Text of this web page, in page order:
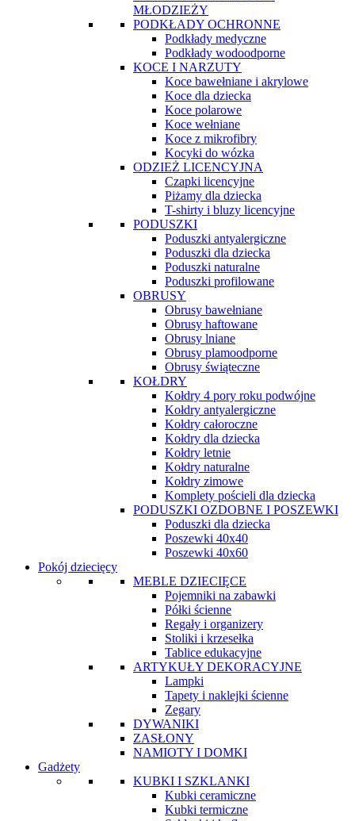
MŁODZIEŻY
PODKŁADY OCHRONNE
Podkłady medyczne
Podkłady wodoodporne
KOCE I NARZUTY
Koce bawełniane i akrylowe
Koce dla dziecka
Koce polarowe
Koce wełniane
Koce z mikrofibry
Kocyki do wózka
ODZIEŻ LICENCYJNA
Czapki licencyjne
Piżamy dla dziecka
T-shirty i bluzy licencyjne
PODUSZKI
Poduszki antyalergiczne
Poduszki dla dziecka
Poduszki naturalne
Poduszki profilowane
OBRUSY
Obrusy bawełniane
Obrusy haftowane
Obrusy lniane
Obrusy plamoodporne
Obrusy świąteczne
KOŁDRY
Kołdry 4 pory roku podwójne
Kołdry antyalergiczne
Kołdry całoroczne
Kołdry dla dziecka
Kołdry letnie
Kołdry naturalne
Kołdry zimowe
Komplety pościeli dla dziecka
PODUSZKI OZDOBNE I POSZEWKI
Poduszki dla dziecka
Poszewki 40x40
Poszewki 40x60
Pokój dziecięcy
MEBLE DZIECIĘCE
Pojemniki na zabawki
Półki ścienne
Regały i organizery
Stoliki i krzesełka
Tablice edukacyjne
ARTYKUŁY DEKORACYJNE
Lampki
Tapety i naklejki ścienne
Zegary
DYWANIKI
ZASŁONY
NAMIOTY I DOMKI
Gadżety
KUBKI I SZKLANKI
Kubki ceramiczne
Kubki termiczne